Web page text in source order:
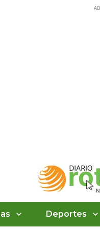
Deportes